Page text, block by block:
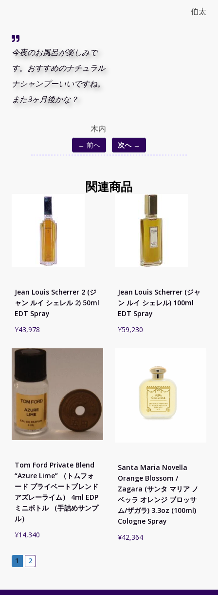
伯太
今夜のお風呂が楽しみで
す。おすすめのナチュラル
ナシャンプーいいですね。
また3ヶ月後かな？
木内
← 前へ 次へ →
関連商品
Jean Louis Scherrer 2 (ジ
ャン ルイ シェレル 2) 50ml
EDT Spray
¥43,978
Jean Louis Scherrer (ジャ
ン ルイ シェレル) 100ml
EDT Spray
¥59,230
Tom Ford Private Blend
“Azure Lime” （トムフォ
ード プライベートブレンド
アズレーライム） 4ml EDP
ミニボトル （手詰めサンプ
ル）
¥14,340
Santa Maria Novella
Orange Blossom /
Zagara (サンタ マリア ノ
ベッラ オレンジ ブロッサ
ム/ザガラ) 3.3oz (100ml)
Cologne Spray
¥42,364
1 2